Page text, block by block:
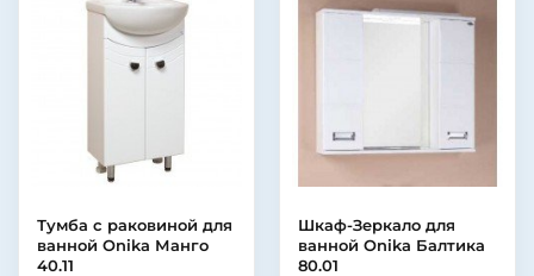
Тумба с раковиной для
ванной Onika Манго
40.11
Шкаф-Зеркало для
ванной Onika Балтика
80.01